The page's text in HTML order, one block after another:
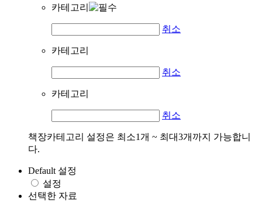
카테고리
취소
카테고리
취소
카테고리
취소
책장카테고리 설정은 최소1개 ~ 최대3개까지 가능합니
다.
Default 설정
설정
선택한 자료